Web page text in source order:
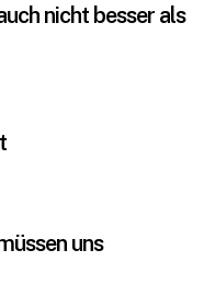
nicht besser als
uns